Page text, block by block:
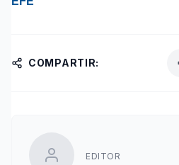
COMPARTIR:
EDITOR